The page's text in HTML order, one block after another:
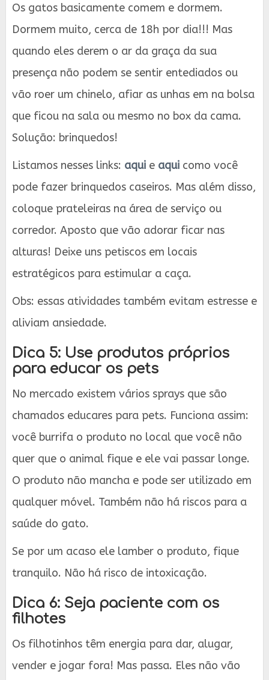
Os gatos basicamente comem e dormem.
Dormem muito, cerca de 18h por dia!!! Mas
quando eles derem o ar da graça da sua
presença não podem se sentir entediados ou
vão roer um chinelo, afiar as unhas em na bolsa
que ficou na sala ou mesmo no box da cama.
Solução: brinquedos!
Listamos nesses links: aqui e aqui como você
pode fazer brinquedos caseiros. Mas além disso,
coloque prateleiras na área de serviço ou
corredor. Aposto que vão adorar ficar nas
alturas! Deixe uns petiscos em locais
estratégicos para estimular a caça.
Obs: essas atividades também evitam estresse e
aliviam ansiedade.
Dica 5: Use produtos próprios
para educar os pets
No mercado existem vários sprays que são
chamados educares para pets. Funciona assim:
você burrifa o produto no local que você não
quer que o animal fique e ele vai passar longe.
O produto não mancha e pode ser utilizado em
qualquer móvel. Também não há riscos para a
saúde do gato.
Se por um acaso ele lamber o produto, fique
tranquilo. Não há risco de intoxicação.
Dica 6: Seja paciente com os
filhotes
Os filhotinhos têm energia para dar, alugar,
vender e jogar fora! Mas passa. Eles não vão